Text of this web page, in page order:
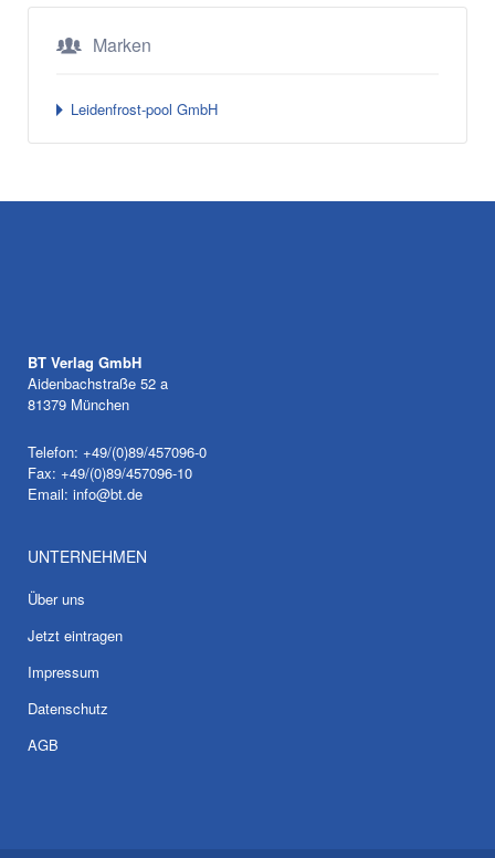
Marken
Leidenfrost-pool GmbH
BT Verlag GmbH
Aidenbachstraße 52 a
81379 München
Telefon: +49/(0)89/457096-0
Fax: +49/(0)89/457096-10
Email: info@bt.de
UNTERNEHMEN
Über uns
Jetzt eintragen
Impressum
Datenschutz
AGB